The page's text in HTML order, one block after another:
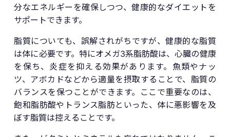
分なエネルギーを確保しつつ、健康的なダイエットを
サポートできます。
脂質についても、誤解されがちですが、健康的な脂質
は体に必要です。特にオメガ3系脂肪酸は、心臓の健康
を保ち、炎症を抑える効果があります。魚類やナッ
ツ、アボカドなどから適量を摂取することで、脂質の
バランスを保つことができます。ここで重要なのは、
飽和脂肪酸やトランス脂肪といった、体に悪影響を及
ぼす脂質は控えることです。